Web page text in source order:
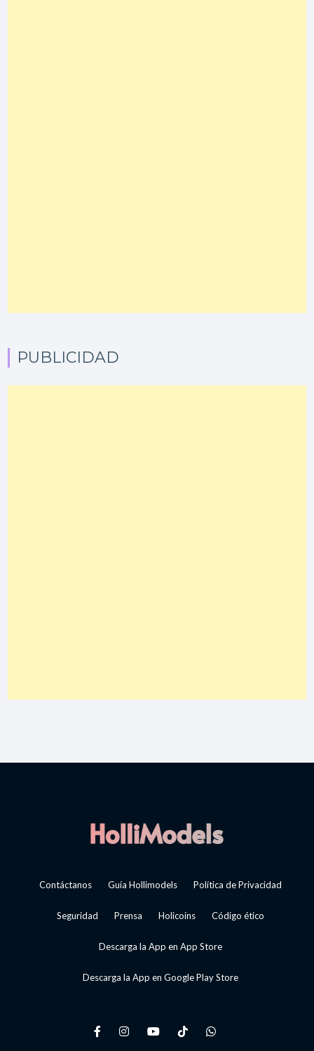
PUBLICIDAD
Contáctanos Guía Hollimodels Política de Privacidad
Seguridad Prensa Holicoins Código ético
Descarga la App en App Store
Descarga la App en Google Play Store